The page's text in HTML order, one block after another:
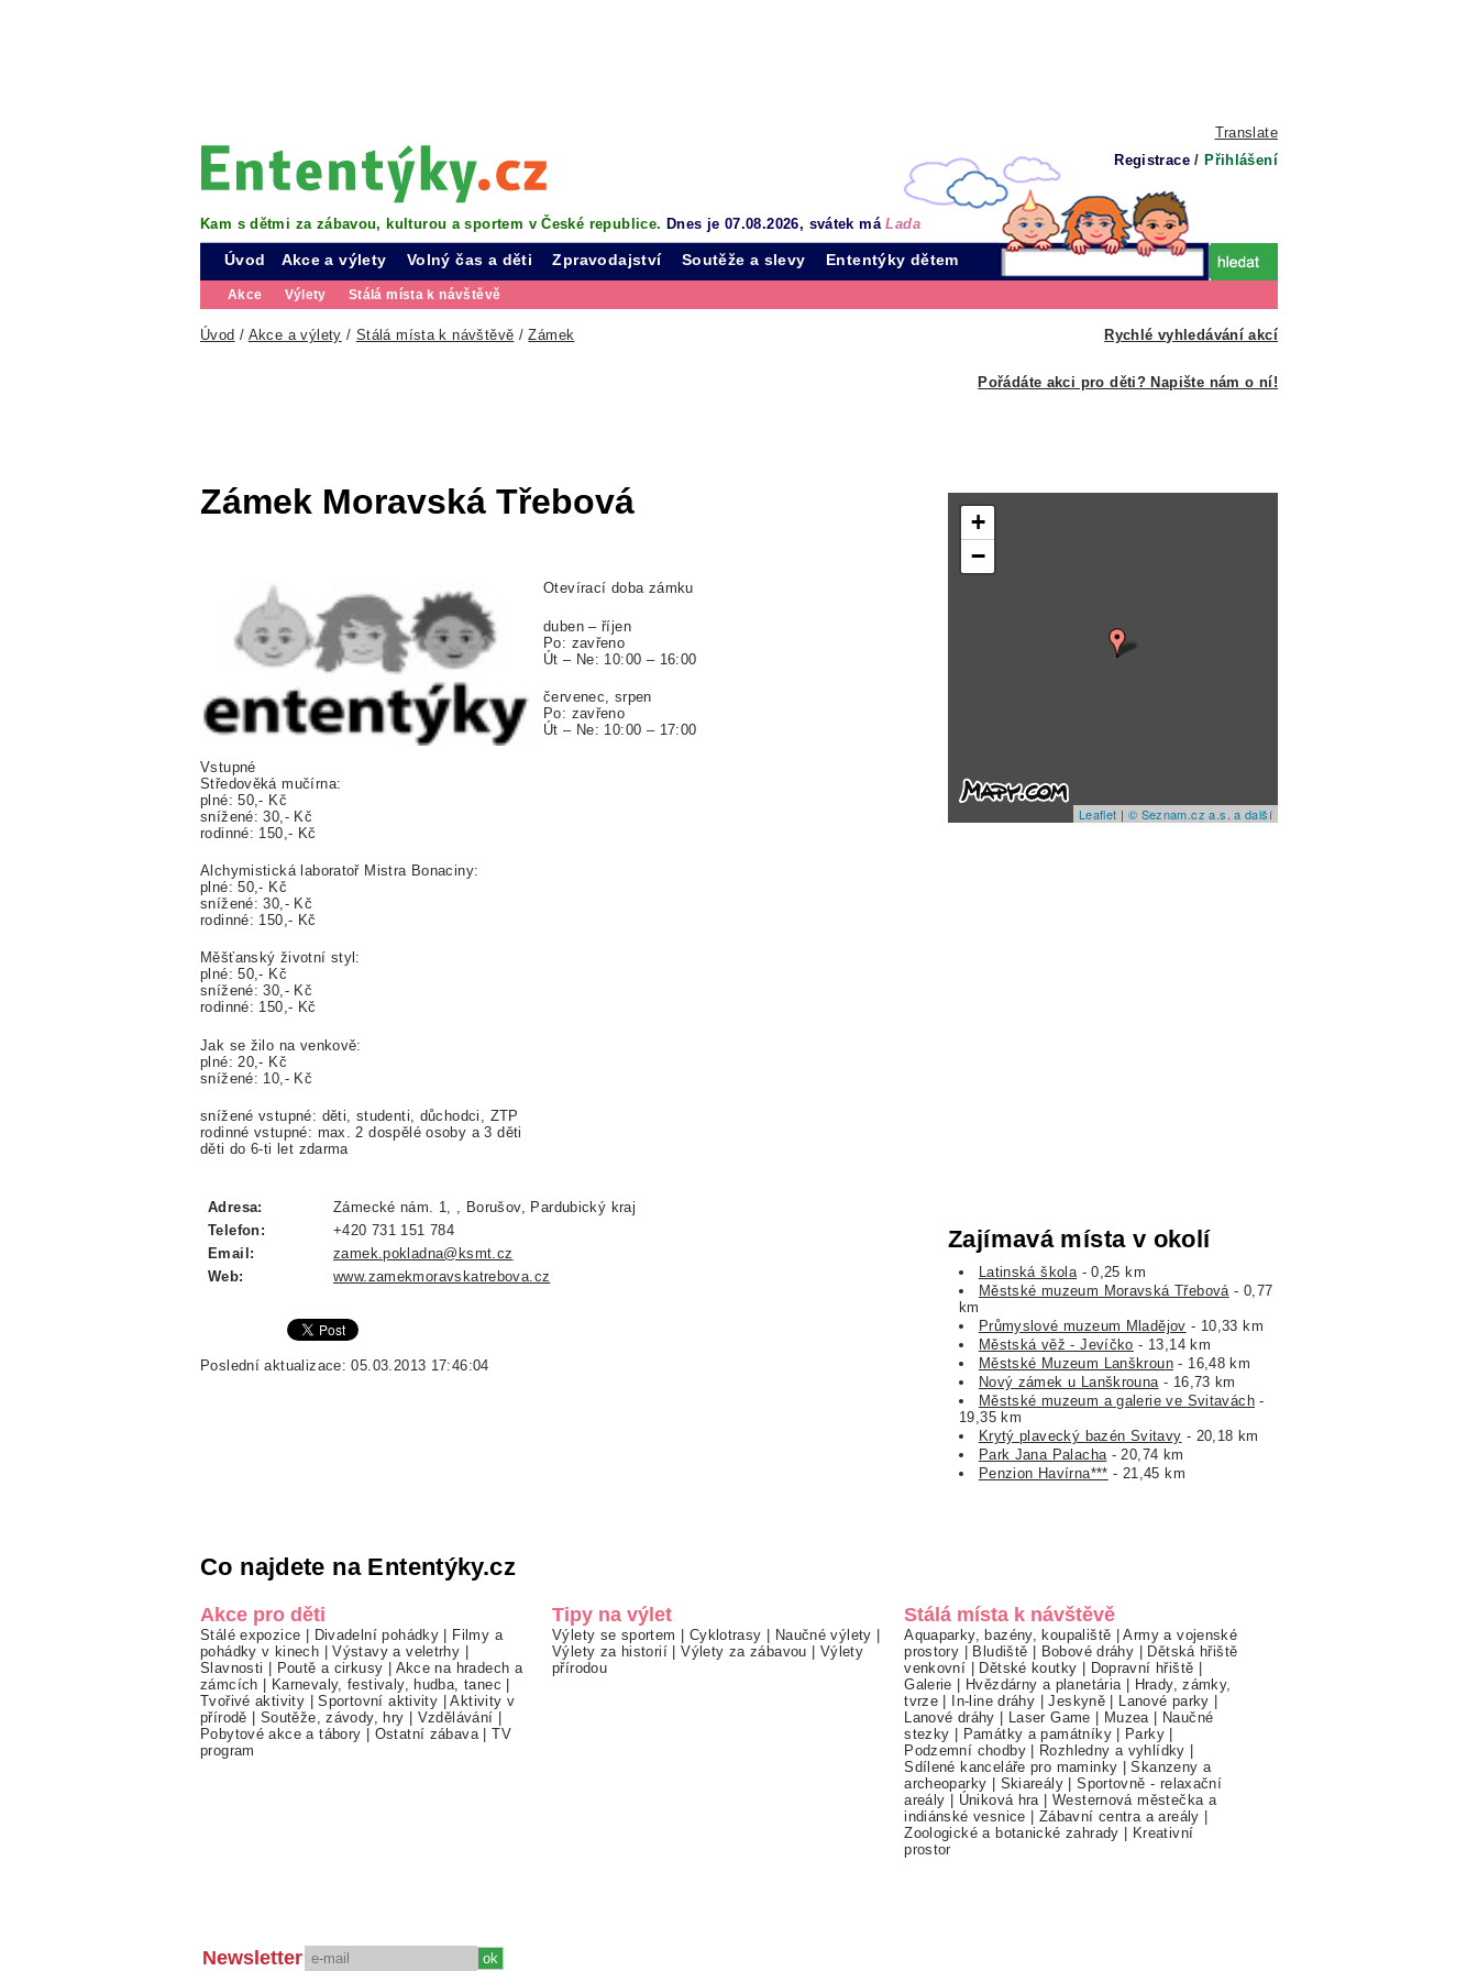
Translate
Registrace / Přihlášení
Kam s dětmi za zábavou, kulturou a sportem v České republice. Dnes je 07.08.2026, svátek máLada
Úvod Akce a výlety
Akce Výlety Stálá místa k návštěvě
Volný čas a děti Zpravodajství Soutěže a slevy Ententýky dětem
Rychlé vyhledávání akcí
Úvod / Akce a výlety / Stálá místa k návštěvě /Zámek
Pořádáte akci pro děti? Napište nám o ní!
Zámek Moravská Třebová
Otevírací doba zámku
duben – říjen
Po: zavřeno
Út – Ne: 10:00 – 16:00
červenec, srpen
Po: zavřeno
Út – Ne: 10:00 – 17:00
Vstupné
Středověká mučírna:
plné: 50,- Kč
snížené: 30,- Kč
rodinné: 150,- Kč
Alchymistická laboratoř Mistra Bonaciny:
plné: 50,- Kč
snížené: 30,- Kč
rodinné: 150,- Kč
Měšťanský životní styl:
plné: 50,- Kč
snížené: 30,- Kč
rodinné: 150,- Kč
Jak se žilo na venkově:
plné: 20,- Kč
snížené: 10,- Kč
snížené vstupné: děti, studenti, důchodci, ZTP
rodinné vstupné: max. 2 dospělé osoby a 3 děti
děti do 6-ti let zdarma
Adresa:
Zámecké nám. 1, , Borušov, Pardubický kraj
Telefon:
+420 731 151 784
Email:
zamek.pokladna@ksmt.cz
Web:
www.zamekmoravskatrebova.cz
Poslední aktualizace: 05.03.2013 17:46:04
+
−
Leaflet | © Seznam.cz a.s. a další
Zajímavá místa v okolí
Latinská škola- 0,25 km
Městské muzeum Moravská Třebová- 0,77
km
Průmyslové muzeum Mladějov - 10,33 km
Městská věž - Jevíčko - 13,14 km
Městské Muzeum Lanškroun - 16,48 km
Nový zámek u Lanškrouna- 16,73 km
Městské muzeum a galerie ve Svitavách -
19,35 km
Krytý plavecký bazén Svitavy - 20,18 km
Park Jana Palacha- 20,74 km
Penzion Havírna*** - 21,45 km
Co najdete na Ententýky.cz
Akce pro děti
Stálé expozice | Divadelní pohádky | Filmy a
pohádky v kinech |Výstavy a veletrhy |
Slavnosti | Poutě a cirkusy | Akce na hradech a
zámcích | Karnevaly, festivaly, hudba, tanec |
Tvořivé aktivity |Sportovní aktivity |Aktivity v
přírodě | Soutěže, závody, hry | Vzdělávání |
Pobytové akce a tábory | Ostatní zábava |TV
program
Tipy na výlet
Výlety se sportem | Cyklotrasy | Naučné výlety |
Výlety za historií |Výlety za zábavou | Výlety
přírodou
Stálá místa k návštěvě
Aquaparky, bazény, koupaliště |Army a vojenské
prostory | Bludiště | Bobové dráhy | Dětská hřiště
venkovní | Dětské koutky | Dopravní hřiště |
Galerie | Hvězdárny a planetária | Hrady, zámky,
tvrze | In-line dráhy |Jeskyně | Lanové parky |
Lanové dráhy | Laser Game | Muzea | Naučné
stezky | Památky a památníky| Parky |
Podzemní chodby| Rozhledny a vyhlídky |
Sdílené kanceláře pro maminky |Skanzeny a
archeoparky | Skiareály |Sportovně - relaxační
areály | Úniková hra |Westernová městečka a
indiánské vesnice | Zábavní centra a areály |
Zoologické a botanické zahrady | Kreativní
prostor
Newsletter